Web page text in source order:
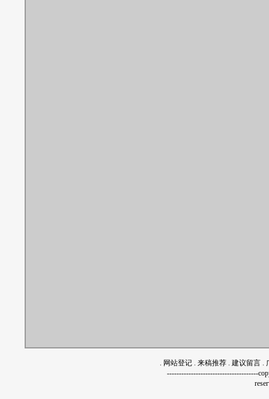
. 网站登记 . 来稿推荐 . 建议留言 .
--------------------------------------